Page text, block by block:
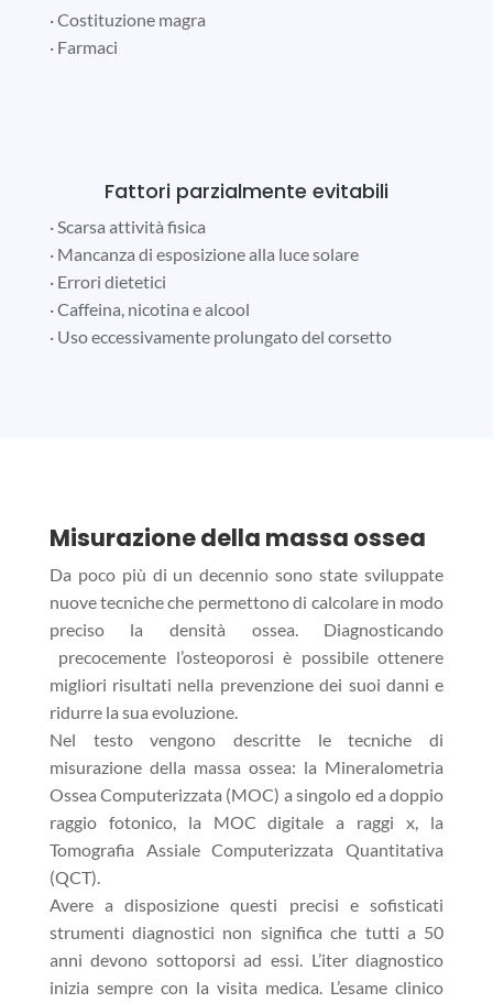
· Costituzione magra
· Farmaci
Fattori parzialmente evitabili
· Scarsa attività fisica
· Mancanza di esposizione alla luce solare
· Errori dietetici
· Caffeina, nicotina e alcool
· Uso eccessivamente prolungato del corsetto
Misurazione della massa ossea
Da poco più di un decennio sono state sviluppate
nuove tecniche che permettono di calcolare in modo
preciso la densità ossea. Diagnosticando
precocemente l’osteoporosi è possibile ottenere
migliori risultati nella prevenzione dei suoi danni e
ridurre la sua evoluzione.
Nel testo vengono descritte le tecniche di
misurazione della massa ossea: la Mineralometria
Ossea Computerizzata (MOC) a singolo ed a doppio
raggio fotonico, la MOC digitale a raggi x, la
Tomografia Assiale Computerizzata Quantitativa
(QCT).
Avere a disposizione questi precisi e sofisticati
strumenti diagnostici non significa che tutti a 50
anni devono sottoporsi ad essi. L’iter diagnostico
inizia sempre con la visita medica. L’esame clinico